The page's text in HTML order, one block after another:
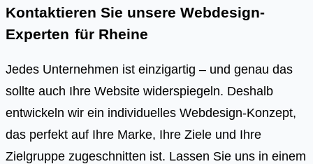
Kontaktieren Sie unsere Webdesign-
Experten für Rheine
Jedes Unternehmen ist einzigartig – und genau das
sollte auch Ihre Website widerspiegeln. Deshalb
entwickeln wir ein individuelles Webdesign-Konzept,
das perfekt auf Ihre Marke, Ihre Ziele und Ihre
Zielgruppe zugeschnitten ist. Lassen Sie uns in einem